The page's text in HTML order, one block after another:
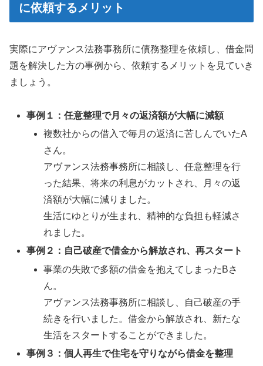
に依頼するメリット
実際にアヴァンス法務事務所に債務整理を依頼し、借金問
題を解決した方の事例から、依頼するメリットを見ていき
ましょう。
事例１：任意整理で月々の返済額が大幅に減額
複数社からの借入で毎月の返済に苦しんでいたA
さん。
アヴァンス法務事務所に相談し、任意整理を行
った結果、将来の利息がカットされ、月々の返
済額が大幅に減りました。
生活にゆとりが生まれ、精神的な負担も軽減さ
れました。
事例２：自己破産で借金から解放され、再スタート
事業の失敗で多額の借金を抱えてしまったBさ
ん。
アヴァンス法務事務所に相談し、自己破産の手
続きを行いました。借金から解放され、新たな
生活をスタートすることができました。
事例３：個人再生で住宅を守りながら借金を整理